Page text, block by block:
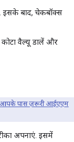
इसके बाद, चेकबॉक्स
वैल्यू डालें और
आपके पास ज़रूरी आईएएम
अपनाएं. इसमें